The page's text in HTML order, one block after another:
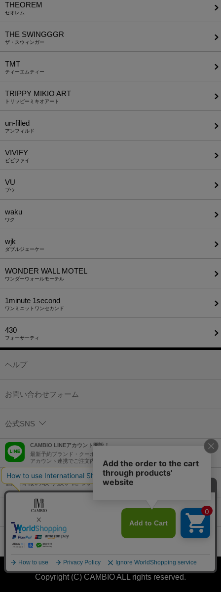
THEOREM
セオレム
THE SWINGGGR
ザ・スウィンガー
TMT
ティーエムティー
TRIPPY MIKIO ART
トリッピーミキオアート
un-filled
アンフィルド
VIVIFY
ビビファイ
VU
ブウ
waku
ワク
wjk
ダブルジェーケー
WONDER WALL MOTEL
ワンダーウォールモーテル
1minute​ 1second
ワンミニットワンセカンド
430
フォーサーティ
ヘルプ
お問い合わせフォーム
公式SNS
CAMBIO LINEアカウント開設！
最新予約ブランド・クーポン情報などを配信！
アカウント連携でご注文内容をLINEでも確認可能！
個人情報の取り扱いについて
特定商取引法に基づく表示
コーポレートサイト
Copyright (C) CAMBIO ALL rights reserved.